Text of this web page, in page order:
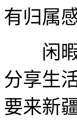
有归属
闲暇
分享生
要来新